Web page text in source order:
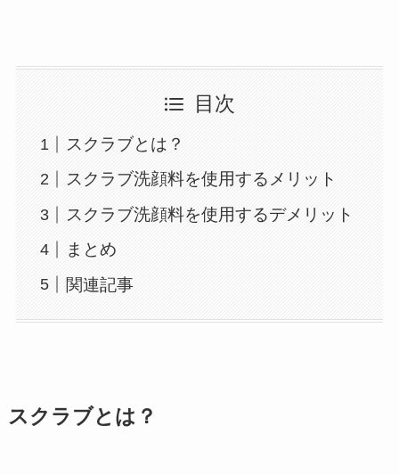
目次
スクラブとは？
スクラブ洗顔料を使用するメリット
スクラブ洗顔料を使用するデメリット
まとめ
関連記事
スクラブとは？